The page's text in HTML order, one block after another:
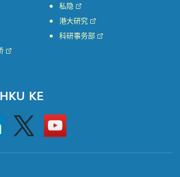
私隐
港大研究
科研事务部
KE
Twitter
Go
to
HKU